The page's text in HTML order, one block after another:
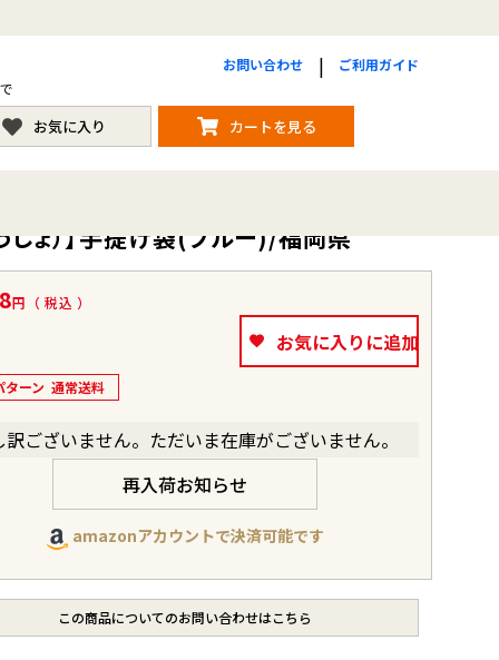
お問い合わせ ご利用ガイド
お気に入り カートを見る
ょ）】手提げ袋(ブルー)/福岡県
税込
ターン 通常送料
訳ございません。ただいま在庫がございません。
お気に入りに追加
再入荷お知らせ
amazonアカウントで決済可能です
この商品についてのお問い合わせはこちら